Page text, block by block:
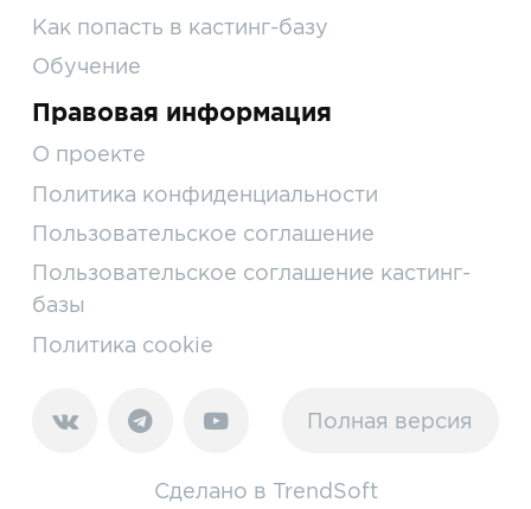
Как попасть в кастинг-базу
Обучение
Правовая информация
О проекте
Политика конфиденциальности
Пользовательское соглашение
Пользовательское соглашение кастинг-
базы
Политика cookie
Полная версия
Сделано в TrendSoft